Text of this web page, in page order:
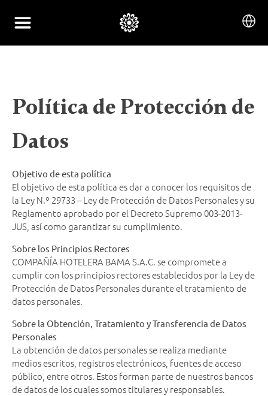
Política de Protección de
Datos
Objetivo de esta política
El objetivo de esta política es dar a conocer los requisitos de
la Ley N.º 29733 – Ley de Protección de Datos Personales y su
Reglamento aprobado por el Decreto Supremo 003-2013-
JUS, así como garantizar su cumplimiento.
Sobre los Principios Rectores
COMPAÑÍA HOTELERA BAMA S.A.C. se compromete a
cumplir con los principios rectores establecidos por la Ley de
Protección de Datos Personales durante el tratamiento de
datos personales.
Sobre la Obtención, Tratamiento y Transferencia de Datos
Personales
La obtención de datos personales se realiza mediante
medios escritos, registros electrónicos, fuentes de acceso
público, entre otros. Estos forman parte de nuestros bancos
de datos de los cuales somos titulares y responsables.